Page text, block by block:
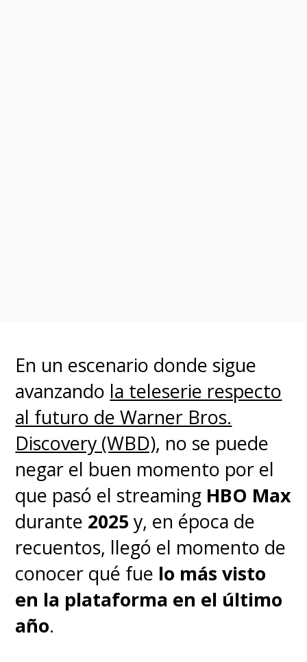
HBO Max.
En un escenario donde sigue
avanzando la teleserie respecto
al futuro de Warner Bros.
Discovery (WBD), no se puede
negar el buen momento por el
que pasó el streaming HBO Max
durante 2025 y, en época de
recuentos, llegó el momento de
conocer qué fue lo más visto
en la plataforma en el último
año.